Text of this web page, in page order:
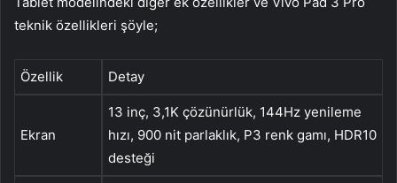
teknik özellikleri şöyle;
Özellik Detay
Ekran
13 inç, 3,1K çözünürlük, 144Hz yenileme
hızı, 900 nit parlaklık, P3 renk gamı, HDR10
desteği